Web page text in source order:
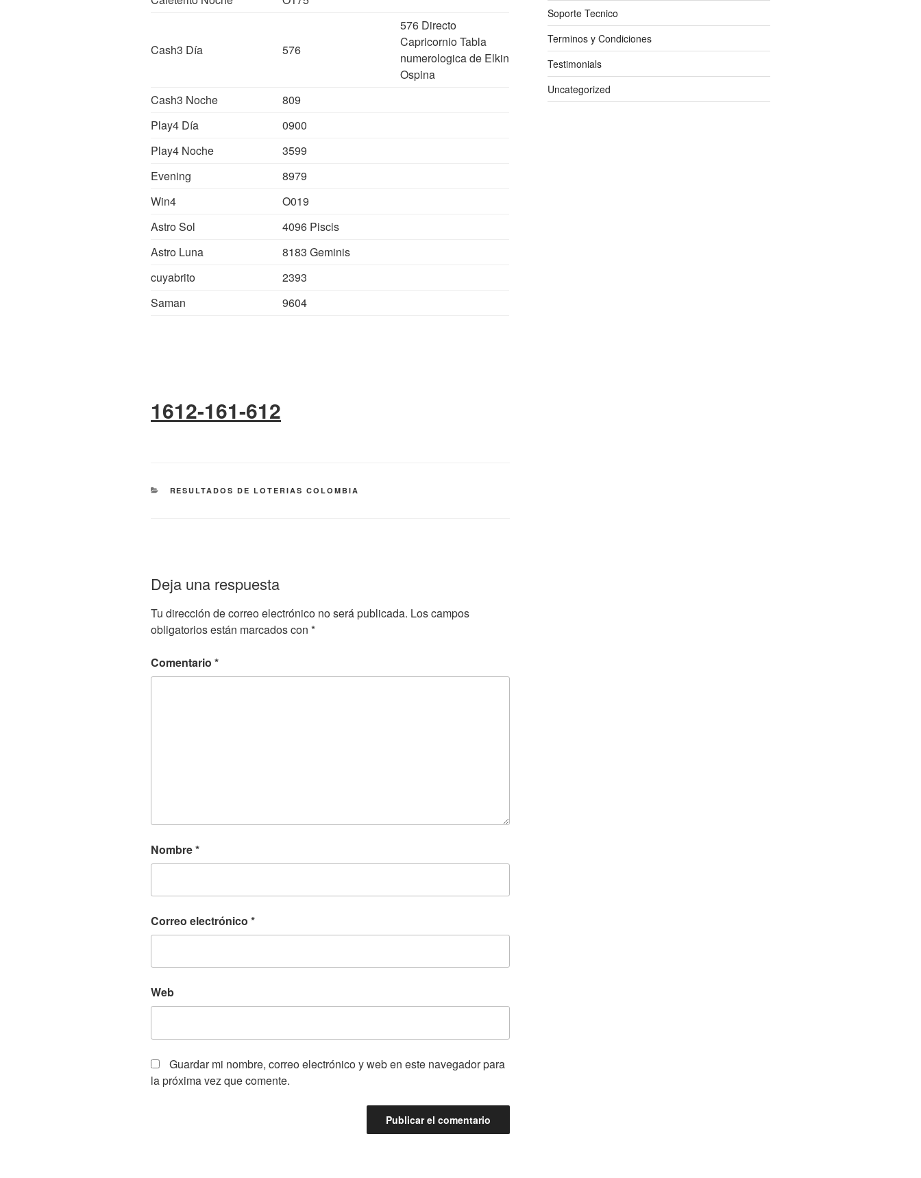
Cash3 Día 576
576 Directo
Capricornio Tabla
numerologica de Elkin
Ospina
Cash3 Noche
809
Play4 Día
0900
Play4 Noche
3599
Evening
8979
Win4
O019
Astro Sol
4096 Piscis
Astro Luna
8183 Geminis
cuyabrito
2393
Saman
9604
1612-161-612
CATEGORÍAS
RESULTADOS DE LOTERIAS COLOMBIA
Deja una respuesta
Tu dirección de correo electrónico no será publicada. Los campos
obligatorios están marcados con *
Comentario *
Nombre*
Correo electrónico *
Web
Guardar mi nombre, correo electrónico y web en este navegador para
la próxima vez que comente.
Soporte Tecnico
Terminos y Condiciones
Testimonials
Uncategorized